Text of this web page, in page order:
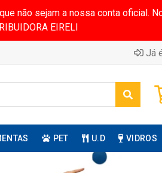
não sejam a nossa conta oficial.
EIRELI
Já
PET U.D VIDROS